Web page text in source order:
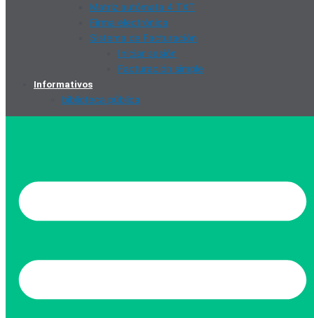
Matriz autómata 4 TXT
Firma electrónica
Sistema de Facturación
Iniciar sesión
Facturación simple
Informativos
biblioteca pública